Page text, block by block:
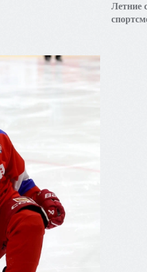
Летние